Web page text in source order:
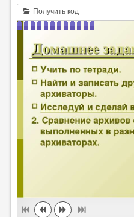
Получить код